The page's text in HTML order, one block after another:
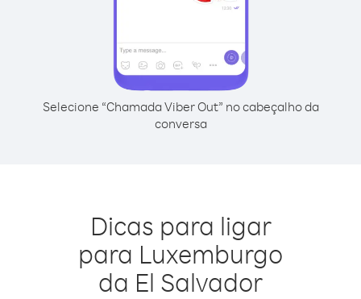
Selecione “Chamada Viber Out” no cabeçalho da
conversa
Dicas para ligar
para Luxemburgo
da El Salvador